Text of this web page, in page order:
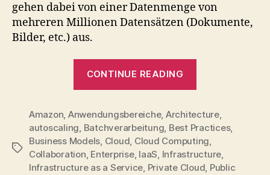
gehen dabei von einer Datenmenge von
mehreren Millionen Datensätzen (Dokumente,
Bilder, etc.) aus.
CONTINUE READING
Cloud
Computing”
Tags
Amazon Anwendungsbereiche, Architecture,
autoscaling Batchverarbeitung Best Practices,
Business Models Cloud Cloud Computing
Collaboration Enterprise, IaaS Infrastructure
Infrastructure as a Service Private Cloud Public